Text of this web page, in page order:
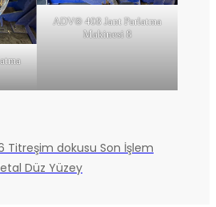
ADV® 408 Jant Parlatma
Makinesi 8
Titreşim dokusu Son İşlem
Düz Yüzey